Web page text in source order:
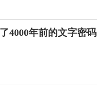
4000年前的文字密码